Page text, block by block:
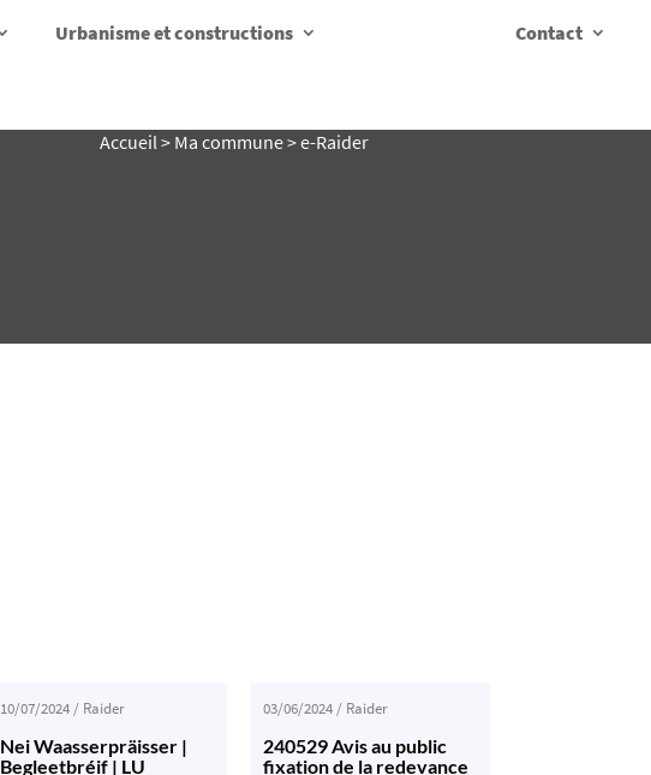
Urbanisme et constructions Contact
Accueil> Ma commune>e-Raider
10/07/2024/ Raider
Nei Waasserpräisser |
Begleetbréif | LU
03/06/2024/ Raider
240529 Avis au public
fixation de la redevance